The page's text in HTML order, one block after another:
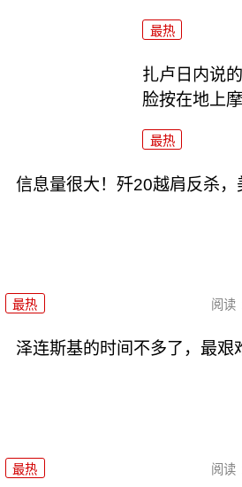
最热
扎卢日内说
脸按在地上
最热
信息量很大！歼20越肩反杀，
最热 阅读
泽连斯基的时间不多了，最艰
最热 阅读